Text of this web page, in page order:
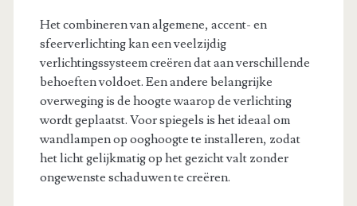
Het combineren van algemene, accent- en
sfeerverlichting kan een veelzijdig
verlichtingssysteem creëren dat aan verschillende
behoeften voldoet. Een andere belangrijke
overweging is de hoogte waarop de verlichting
wordt geplaatst. Voor spiegels is het ideaal om
wandlampen op ooghoogte te installeren, zodat
het licht gelijkmatig op het gezicht valt zonder
ongewenste schaduwen te creëren.